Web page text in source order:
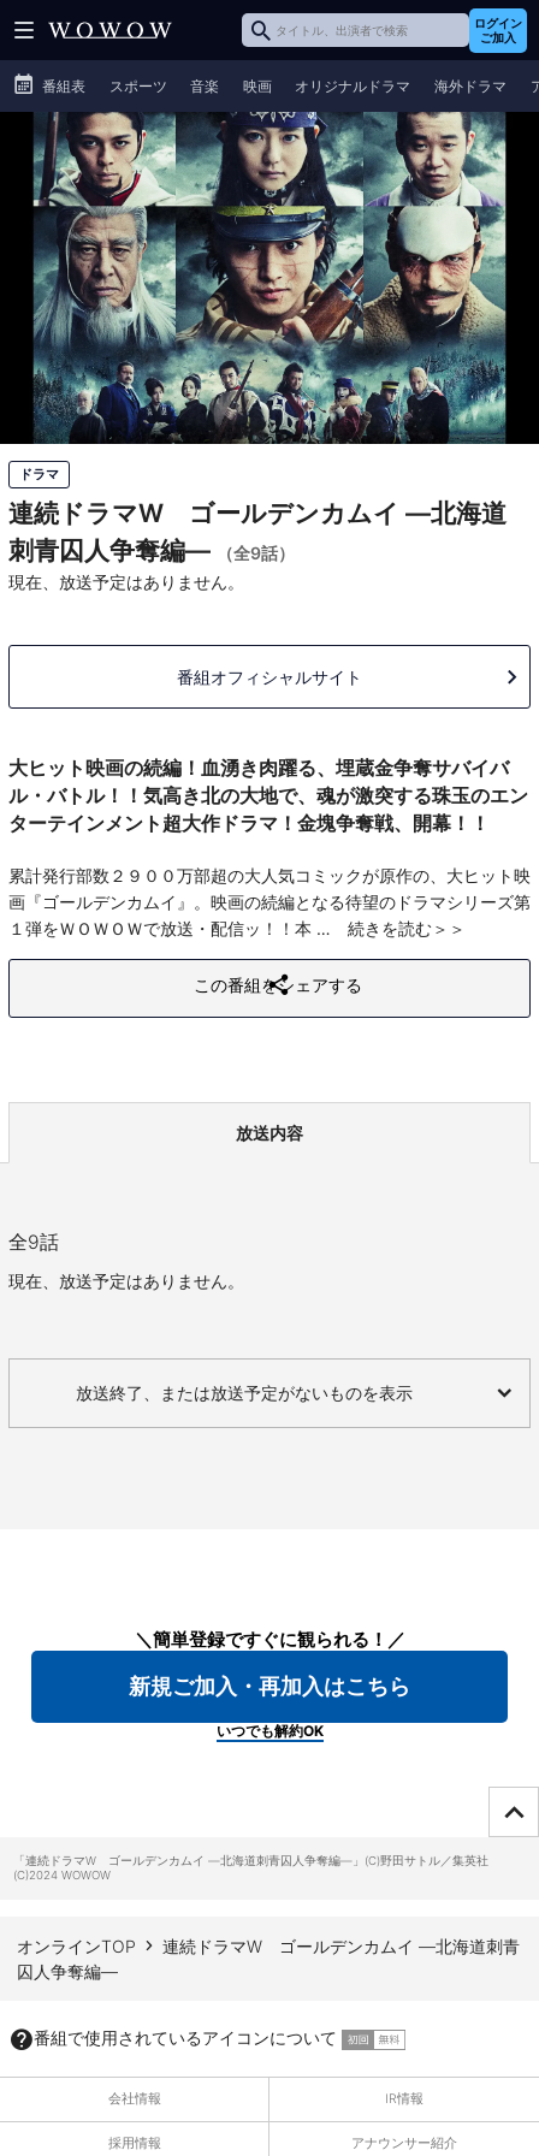
ログイン
ご加入
番組表 スポーツ 音楽 映画 オリジナルドラマ 海外ドラマ
ドラマ
連続ドラマW ゴールデンカムイ ―北海道
刺青囚人争奪編―
（全9話）
現在、放送予定はありません。
番組オフィシャルサイト
大ヒット映画の続編！血湧き肉躍る、埋蔵金争奪サバイバ
ル・バトル！！気高き北の大地で、魂が激突する珠玉のエン
ターテインメント超大作ドラマ！金塊争奪戦、開幕！！
累計発行部数２９００万部超の大人気コミックが原作の、大ヒット映
画『ゴールデンカムイ』。映画の続編となる待望のドラマシリーズ第
１弾をＷＯＷＯＷで放送・配信ッ！！本
続きを読む
この番組をシェアする
放送内容
全9話
現在、放送予定はありません。
放送終了、または放送予定がないものを表示
＼簡単登録ですぐに観られる！／
新規ご加入・再加入はこちら
いつでも解約OK
ページTOPへ
「連続ドラマW ゴールデンカムイ ―北海道刺青囚人争奪編―」(C)野田サトル／集英社
(C)2024 WOWOW
オンラインTOP
連続ドラマW ゴールデンカムイ ―北海道刺青
囚人争奪編―
番組で使用されているアイコンについて
会社情報 IR情報
採用情報 アナウンサー紹介